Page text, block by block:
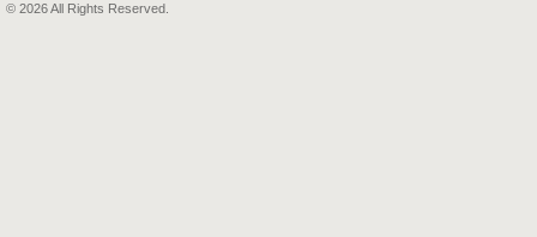
© 2026 All Rights Reserved.